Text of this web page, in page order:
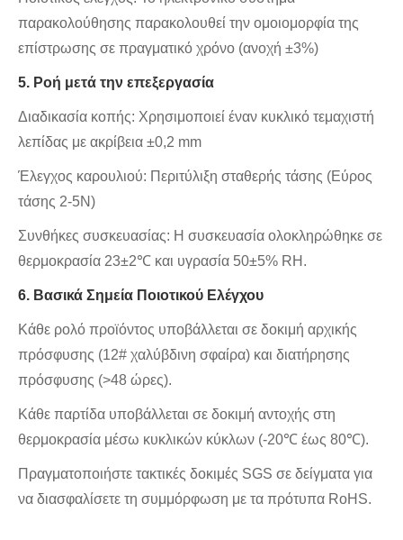
παρακολούθησης παρακολουθεί την ομοιομορφία της
επίστρωσης σε πραγματικό χρόνο (ανοχή ±3%)
5. Ροή μετά την επεξεργασία
Διαδικασία κοπής: Χρησιμοποιεί έναν κυκλικό τεμαχιστή
λεπίδας με ακρίβεια ±0,2 mm
Έλεγχος καρουλιού: Περιτύλιξη σταθερής τάσης (Εύρος
τάσης 2-5N)
Συνθήκες συσκευασίας: Η συσκευασία ολοκληρώθηκε σε
θερμοκρασία 23±2℃ και υγρασία 50±5% RH.
6. Βασικά Σημεία Ποιοτικού Ελέγχου
Κάθε ρολό προϊόντος υποβάλλεται σε δοκιμή αρχικής
πρόσφυσης (12# χαλύβδινη σφαίρα) και διατήρησης
πρόσφυσης (>48 ώρες).
Κάθε παρτίδα υποβάλλεται σε δοκιμή αντοχής στη
θερμοκρασία μέσω κυκλικών κύκλων (-20℃ έως 80℃).
Πραγματοποιήστε τακτικές δοκιμές SGS σε δείγματα για
να διασφαλίσετε τη συμμόρφωση με τα πρότυπα RoHS.